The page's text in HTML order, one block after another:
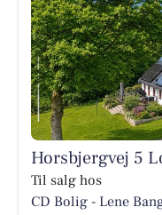
Horsbjergvej 5
Til salg hos
CD Bolig - Lene